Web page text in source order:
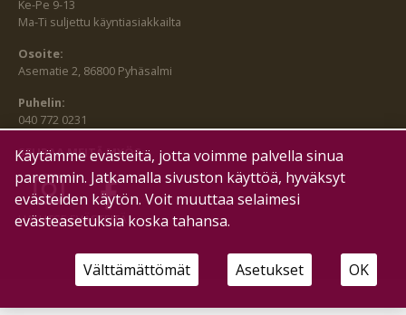
Ke-Pe 9-13
Ma-Ti suljettu käyntiasiakkailta
Osoite:
Asematie 2, 86800 Pyhäsalmi
Puhelin:
040 772 0231
SEURAA MEITÄ MYÖS:
HALLITSE EVÄSTEITÄ
Käytämme evästeitä, jotta voimme palvella sinua
paremmin. Jatkamalla sivuston käyttöä, hyväksyt
evästeiden käytön. Voit muuttaa selaimesi
evästeasetuksia koska tahansa.
Välttämättömät Asetukset OK